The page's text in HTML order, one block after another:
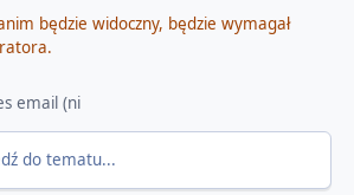
będzie widoczny, będzie wymagał
do tematu...